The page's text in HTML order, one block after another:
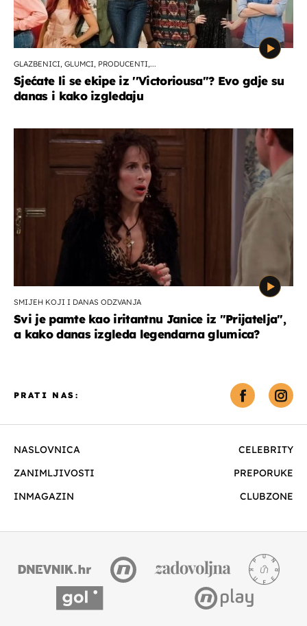
GLAZBENICI, GLUMCI, PRODUCENTI,...
Sjećate li se ekipe iz ''Victoriousa''? Evo gdje su
danas i kako izgledaju
SMIJEH KOJI I DANAS ODZVANJA
Svi je pamte kao iritantnu Janice iz "Prijatelja",
a kako danas izgleda legendarna glumica?
NASLOVNICA
CELEBRITY
ZANIMLJIVOSTI
PREPORUKE
INMAGAZIN
CLUBZONE
PRATI NAS: